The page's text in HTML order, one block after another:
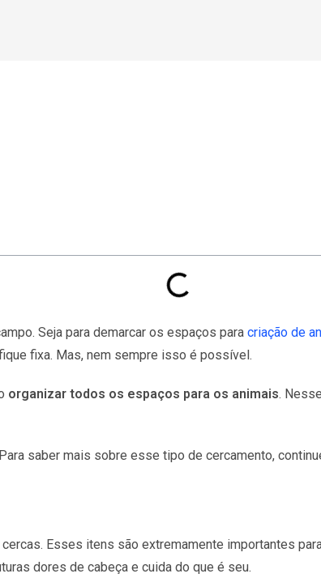
Seja para demarcar os espaços para criação de
fixa. Mas, nem sempre isso é possível.
organizar todos os espaços para os animais.
saber mais sobre esse tipo de cercamento,
Esses itens são extremamente importantes
dores de cabeça e cuida do que é seu.